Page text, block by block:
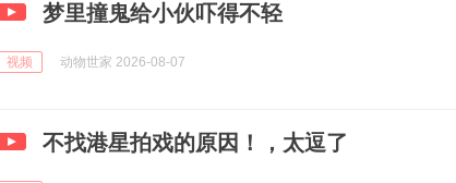
梦里撞鬼给小伙吓得不轻
视频 动物世家 2026-08-07
不找港星拍戏的原因！，太逗了